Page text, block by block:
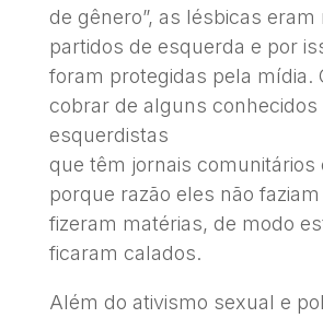
de gênero”, as lésbicas
partidos de esquerda e por
foram protegidas pela mídia.
cobrar de alguns conhecidos
esquerdistas
que têm jornais comunitários
porque razão eles não
fizeram matérias, de modo
ficaram calados.
Além do ativismo sexual e